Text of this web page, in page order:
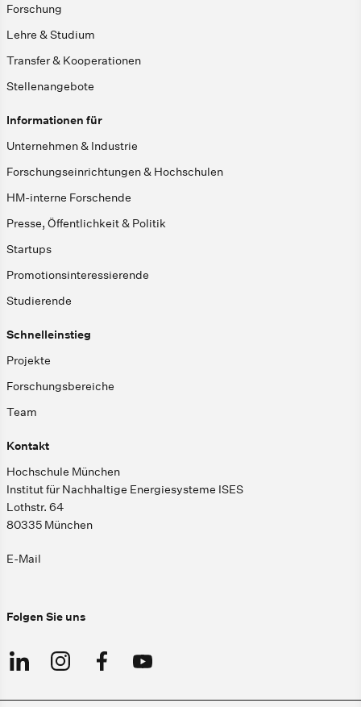
Forschung
Lehre & Studium
Transfer & Kooperationen
Stellenangebote
Informationen für
Unternehmen & Industrie
Forschungseinrichtungen & Hochschulen
HM-interne Forschende
Presse, Öffentlichkeit & Politik
Startups
Promotionsinteressierende
Studierende
Schnelleinstieg
Projekte
Forschungsbereiche
Team
Kontakt
Hochschule München
Institut für Nachhaltige Energiesysteme ISES
Lothstr. 64
80335 München
E-Mail
Folgen Sie uns